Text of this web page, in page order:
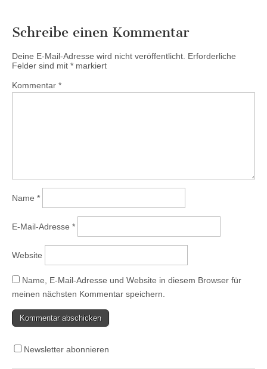
Schreibe einen Kommentar
Deine E-Mail-Adresse wird nicht veröffentlicht. Erforderliche
Felder sind mit * markiert
Kommentar *
Name *
E-Mail-Adresse *
Website
Name, E-Mail-Adresse und Website in diesem Browser für
meinen nächsten Kommentar speichern.
Newsletter abonnieren